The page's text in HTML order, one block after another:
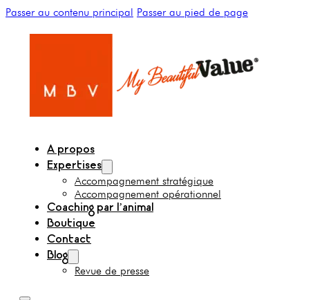
Passer au contenu principal Passer au pied de page
A propos
Expertises
Accompagnement stratégique
Accompagnement opérationnel
Coaching par l’animal
Boutique
Contact
Blog
Revue de presse